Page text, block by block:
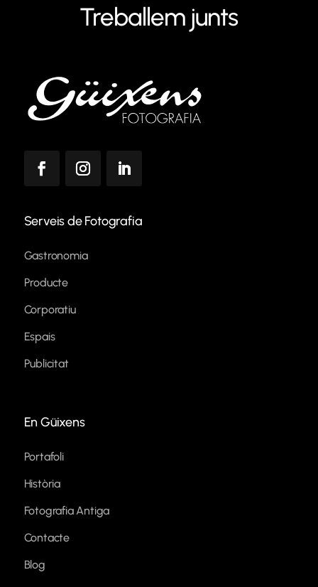
Treballem junts
Serveis de Fotografia
Gastronomia
Producte
Corporatiu
Espais
Publicitat
En Güixens
Portafoli
Història
Fotografia Antiga
Contacte
Blog